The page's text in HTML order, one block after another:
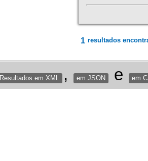
1 resultados
Resultados em XML , em JSON e em